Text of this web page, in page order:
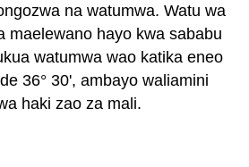
na watumwa. Watu wa
maelewano hayo kwa sababu
watumwa wao katika eneo
36° 30', ambayo waliamini
haki zao za mali.